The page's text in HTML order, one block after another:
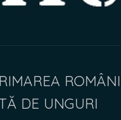
DE UNGURI